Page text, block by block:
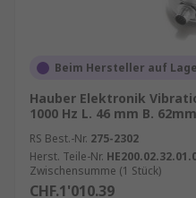
Beim Hersteller auf
Hauber Elektronik
1000 Hz L. 46 mm B.
RS Best.-Nr. 275-2302
Herst. Teile-Nr.
Zwischensumme (1 Stück)
CHF.1'010.39